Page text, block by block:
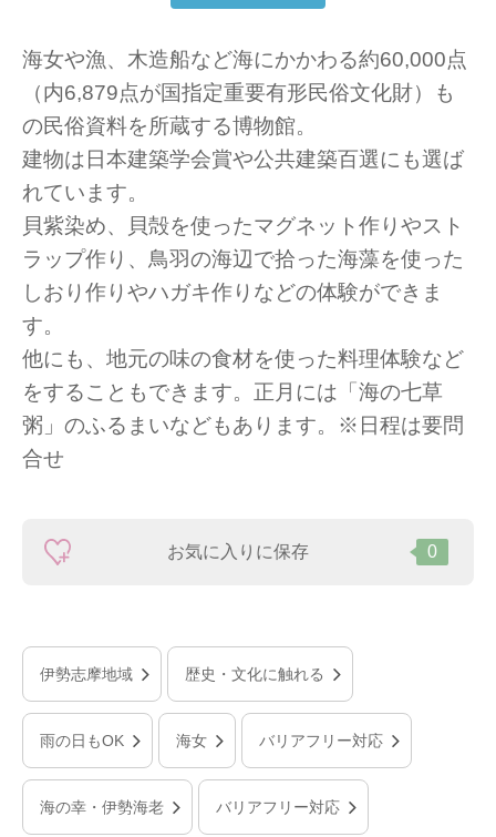
海女や漁、木造船など海にかかわる約60,000点
（内6,879点が国指定重要有形民俗文化財）も
の民俗資料を所蔵する博物館。
建物は日本建築学会賞や公共建築百選にも選ば
れています。
貝紫染め、貝殻を使ったマグネット作りやスト
ラップ作り、鳥羽の海辺で拾った海藻を使った
しおり作りやハガキ作りなどの体験ができま
す。
他にも、地元の味の食材を使った料理体験など
をすることもできます。正月には「海の七草
粥」のふるまいなどもあります。※日程は要問
合せ
お気に入りに保存 0
伊勢志摩地域 歴史・文化に触れる
雨の日もOK 海女 バリアフリー対応
海の幸・伊勢海老 バリアフリー対応